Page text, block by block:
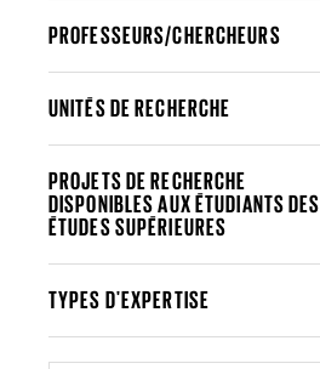
PROFESSEURS/CHERCHEURS
UNITÉS DE RECHERCHE
PROJETS DE RECHERCHE
DISPONIBLES AUX ÉTUDIANTS DES
ÉTUDES SUPÉRIEURES
TYPES D'EXPERTISE